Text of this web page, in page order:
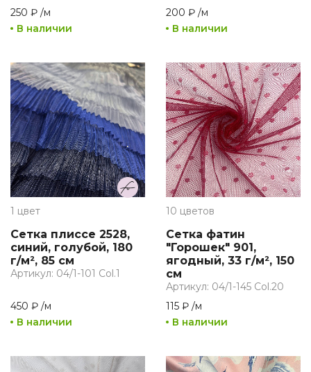
250 ₽ /м
В наличии
200 ₽ /м
В наличии
1 цвет
Сетка плиссе 2528,
синий, голубой, 180
г/м², 85 см
Артикул: 04/1-101 Col.1
450 ₽ /м
В наличии
10 цветов
Сетка фатин
"Горошек" 901,
ягодный, 33 г/м², 150
см
Артикул: 04/1-145 Col.20
115 ₽ /м
В наличии